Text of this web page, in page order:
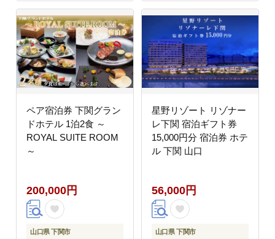
ペア宿泊券 下関グラン
ドホテル 1泊2食 ～
ROYAL SUITE ROOM
～
200,000円
山口県 下関市
星野リゾート リゾナー
レ下関 宿泊ギフト券
15,000円分 宿泊券 ホテ
ル 下関 山口
56,000円
山口県 下関市